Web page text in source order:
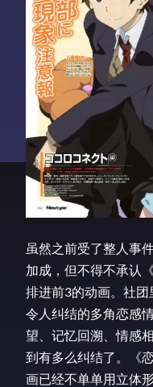
虽然之前受了整人事
加成，但不得不承认
排进前3的动画。社
令人纠结的多角恋感
望、记忆回溯、情感
到有多么纠结了。《
画已经不单单用立体